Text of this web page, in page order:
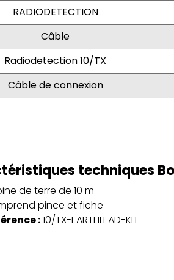
RADIODETECTION
Câble
Radiodetection 10/TX
Câble de connexion
techniques
de terre de 10 m
pince et fiche
:10/TX-EARTHLEAD-KIT